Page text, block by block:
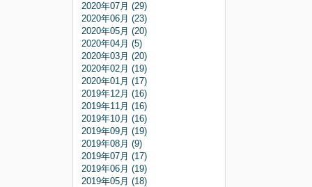
2020年07月 (29)
2020年06月 (23)
2020年05月 (20)
2020年04月 (5)
2020年03月 (20)
2020年02月 (19)
2020年01月 (17)
2019年12月 (16)
2019年11月 (16)
2019年10月 (16)
2019年09月 (19)
2019年08月 (9)
2019年07月 (17)
2019年06月 (19)
2019年05月 (18)